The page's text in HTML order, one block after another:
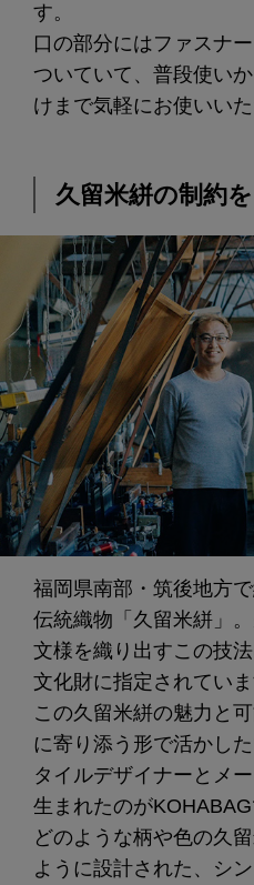
す。
口の部分にはファスナ
ついていて、普段使い
けまで気軽にお使いいた
久留米絣の制約
福岡県南部・筑後地方
伝統織物「久留米絣」
文様を織り出すこの技
文化財に指定されていま
この久留米絣の魅力と
に寄り添う形で活かし
タイルデザイナーとメ
生まれたのがKOHABAG
どのような柄や色の久
ように設計された、シ